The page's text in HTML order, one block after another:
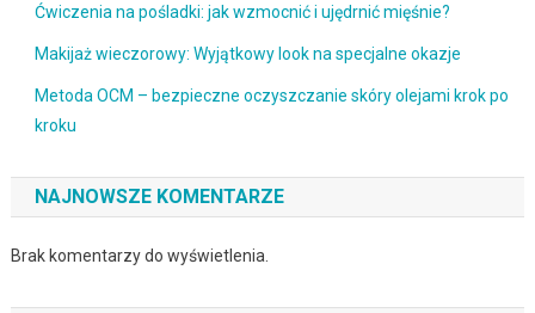
Ćwiczenia na pośladki: jak wzmocnić i ujędrnić mięśnie?
Makijaż wieczorowy: Wyjątkowy look na specjalne okazje
Metoda OCM – bezpieczne oczyszczanie skóry olejami krok po
kroku
NAJNOWSZE KOMENTARZE
Brak komentarzy do wyświetlenia.